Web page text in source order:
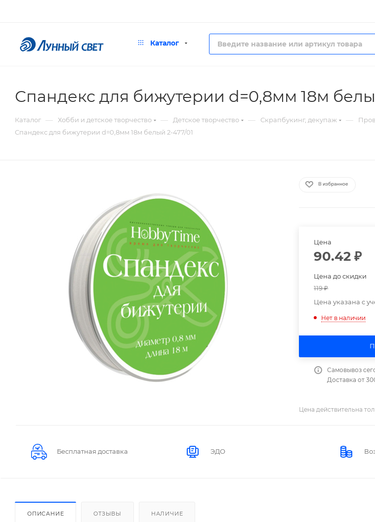
Каталог
Спандекс для бижутерии d=0,8мм 18м
Каталог — Хобби и детское творчество — Детское творчество — Скрапбукинг, декупаж —
Спандекс для бижутерии d=0,8мм 18м белый 2-477/01
В избранное
Цена
90.42 ₽
Цена до скидки
119₽
Цена указана с
Нет в наличии
Самовывоз
Доставка от
Цена действительна
Бесплатная доставка ЭДО
ОПИСАНИЕ ОТЗЫВЫ НАЛИЧИЕ